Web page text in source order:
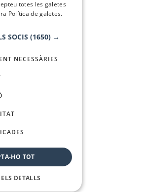
totes les galetes
Política de galetes.
SOCIS (1650) →
NECESSÀRIES
HO TOT
DETALLS